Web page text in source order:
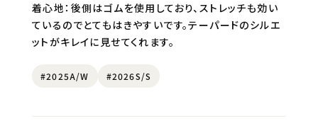
着心地：後側はゴムを使用しており、ストレッチも効い
ているのでとてもはきやすいです。テーパードのシルエ
ットがキレイに見せてくれます。
#2025A/W #2026S/S